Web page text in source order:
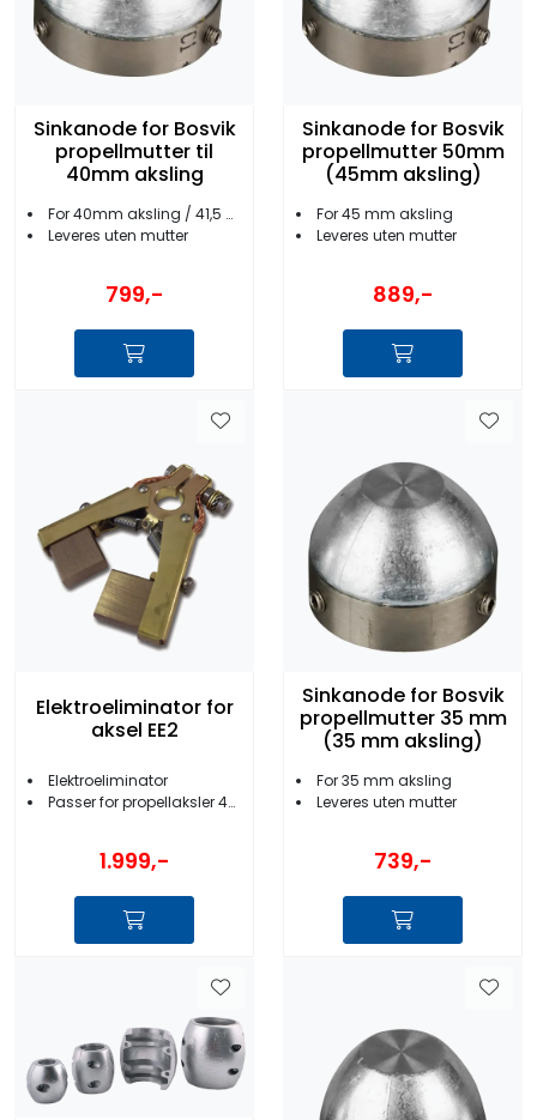
Sinkanode for Bosvik
propellmutter til
40mm aksling
For 40mm aksling / 41,5 mm mutter
Leveres uten mutter
799,-
Sinkanode for Bosvik
propellmutter 50mm
(45mm aksling)
For 45 mm aksling
Leveres uten mutter
889,-
Elektroeliminator for
aksel EE2
Elektroeliminator
Passer for propellaksler 40 - 100mm i diameter
1.999,-
Sinkanode for Bosvik
propellmutter 35 mm
(35 mm aksling)
For 35 mm aksling
Leveres uten mutter
739,-